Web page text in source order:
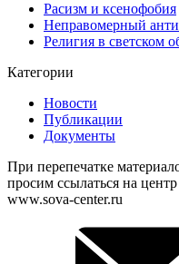
Расизм и ксенофобия
Неправомерный
Религия в светском
Категории
Новости
Публикации
Документы
При перепечатке
просим ссылаться на
www.sova-center.ru